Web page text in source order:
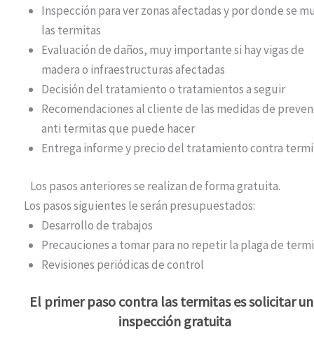
Inspección para ver zonas afectadas y por donde se
las termitas
Evaluación de daños, muy importante si hay vigas de
madera o infraestructuras afectadas
Decisión del tratamiento o tratamientos a seguir
Recomendaciones al cliente de las medidas de
anti termitas que puede hacer
Entrega informe y precio del tratamiento contra
Los pasos anteriores se realizan de forma gratuita.
Los pasos siguientes le serán presupuestados:
Desarrollo de trabajos
Precauciones a tomar para no repetir la plaga de
Revisiones periódicas de control
El primer paso contra las termitas es solicitar
inspección gratuita